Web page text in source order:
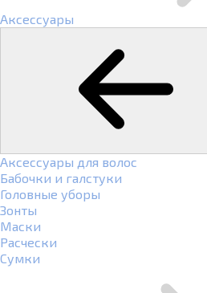
Аксессуары
Аксессуары для волос
Бабочки и галстуки
Головные уборы
Зонты
Маски
Расчески
Сумки